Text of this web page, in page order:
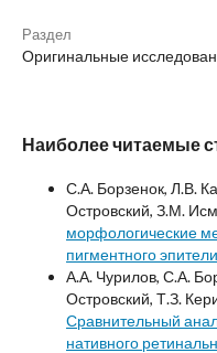
Раздел
Оригинальные
Наиболее читаемые
С.А. Борзенок, Л.В.
Островский, З.М.
морфологические
пигментного
А.А. Чурилов, С.А.
Островский, Т.З.
Сравнительный
нативного